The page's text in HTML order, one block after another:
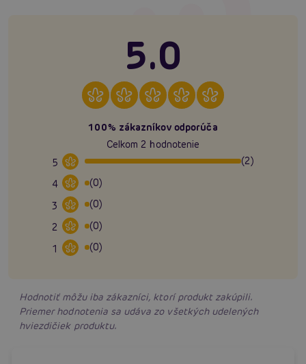
5.0
100% zákazníkov odporúča
Celkom 2 hodnotenie
5
(2)
4
(0)
3
(0)
2
(0)
1
(0)
Hodnotiť môžu iba zákazníci, ktorí produkt zakúpili.
Priemer hodnotenia sa udáva zo všetkých udelených
hviezdičiek produktu.